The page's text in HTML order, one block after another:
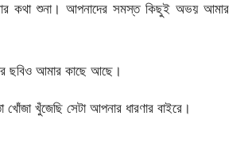
কথা শুনা। আপনাদের সমস্ত কিছুই অভয় আমার
ছবিও আমার কাছে আছে।
খুঁজেছি সেটা আপনার ধারণার বাইরে।